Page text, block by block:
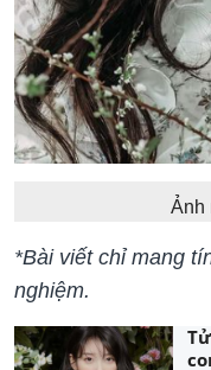
Ảnh
*Bài viết chỉ mang
nghiệm.